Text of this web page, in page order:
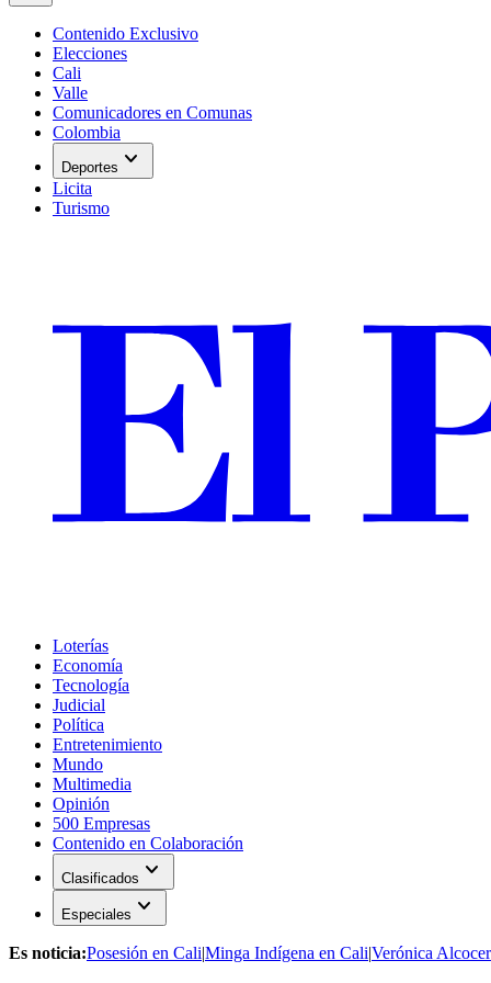
Contenido Exclusivo
Elecciones
Cali
Valle
Comunicadores en Comunas
Colombia
Deportes expand_more
Licita
Turismo
Loterías
Economía
Tecnología
Judicial
Política
Entretenimiento
Mundo
Multimedia
Opinión
500 Empresas
Contenido en Colaboración
Clasificados expand_more
Especiales expand_more
Es noticia:Posesión en Cali|Minga Indígena en Cali|Verónica Alcocer